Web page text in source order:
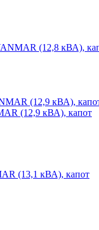
(12,8 кВА),
(12,9 кВА), капот
(13,1 кВА), капот